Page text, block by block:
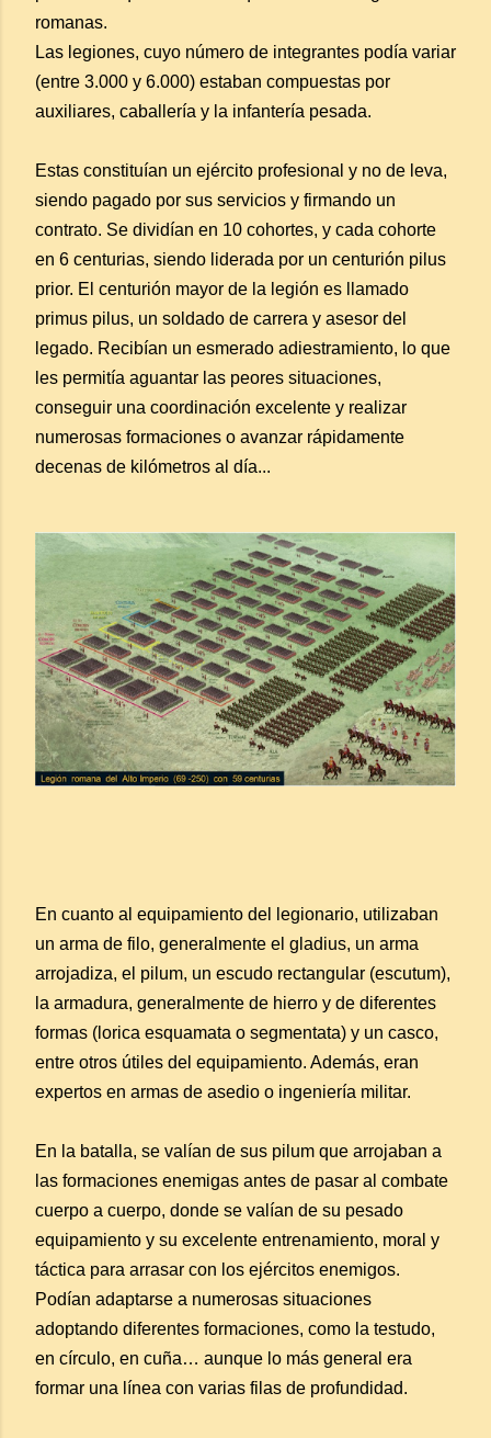
romanas.
Las legiones, cuyo número de integrantes podía variar
(entre 3.000 y 6.000) estaban compuestas por
auxiliares, caballería y la infantería pesada.
Estas constituían un ejército profesional y no de leva,
siendo pagado por sus servicios y firmando un
contrato. Se dividían en 10 cohortes, y cada cohorte
en 6 centurias, siendo liderada por un centurión pilus
prior. El centurión mayor de la legión es llamado
primus pilus, un soldado de carrera y asesor del
legado. Recibían un esmerado adiestramiento, lo que
les permitía aguantar las peores situaciones,
conseguir una coordinación excelente y realizar
numerosas formaciones o avanzar rápidamente
decenas de kilómetros al día...
En cuanto al equipamiento del legionario, utilizaban
un arma de filo, generalmente el gladius, un arma
arrojadiza, el pilum, un escudo rectangular (escutum),
la armadura, generalmente de hierro y de diferentes
formas (lorica esquamata o segmentata) y un casco,
entre otros útiles del equipamiento. Además, eran
expertos en armas de asedio o ingeniería militar.
En la batalla, se valían de sus pilum que arrojaban a
las formaciones enemigas antes de pasar al combate
cuerpo a cuerpo, donde se valían de su pesado
equipamiento y su excelente entrenamiento, moral y
táctica para arrasar con los ejércitos enemigos.
Podían adaptarse a numerosas situaciones
adoptando diferentes formaciones, como la testudo,
en círculo, en cuña… aunque lo más general era
formar una línea con varias filas de profundidad.